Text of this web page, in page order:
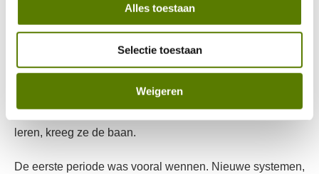
Alles toestaan
Selectie toestaan
Weigeren
Inmiddels drie jaar geleden solliciteerde ze op haar
huidige functie. Een functie waarin ze nog geen ervaring
had, en ook de corporatiewereld was helemaal nieuw
voor haar. Toch bleek er in de gesprekken iets heel
belangrijks wél te zijn: een klik. Op basis daarvan, en het
vertrouwen dat Vanessa de benodigde vaardigheden kon
leren, kreeg ze de baan.
De eerste periode was vooral wennen. Nieuwe systemen,